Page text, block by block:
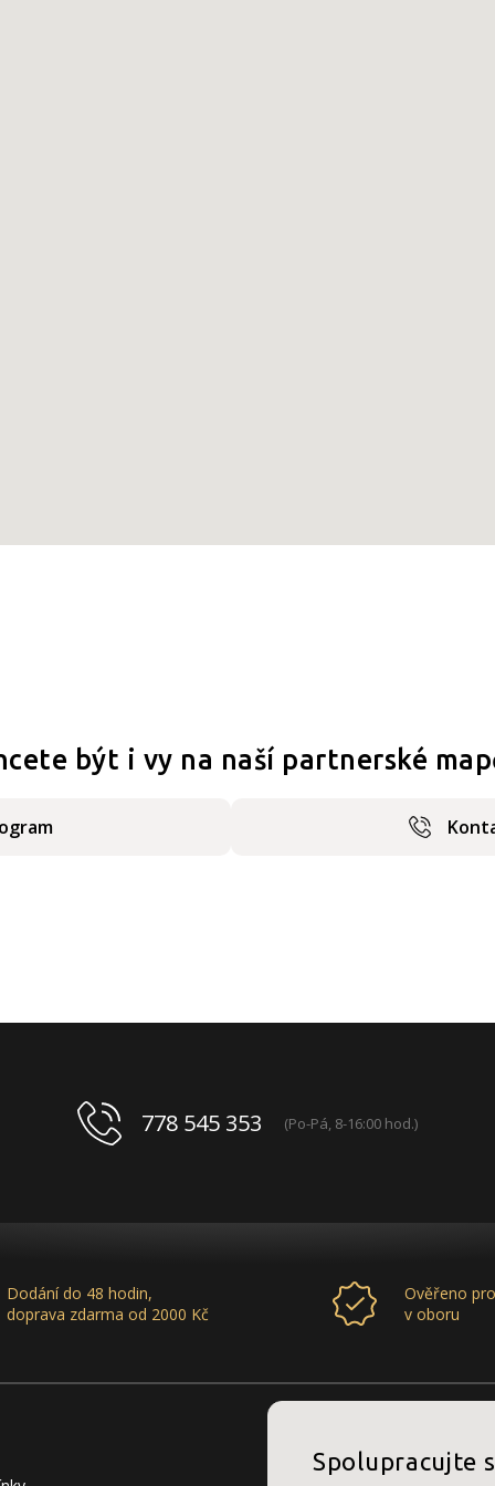
být i vy na naší partnerské
778 545 353 (Po-Pá, 8-16:00 hod.)
Dodání do 48 hodin,
doprava zdarma od 2000 Kč
Ověřeno
v oboru
Spolupracujte